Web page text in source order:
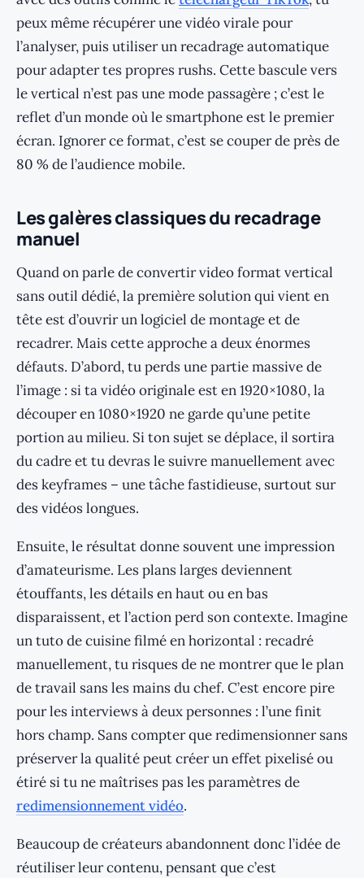
peux même récupérer une vidéo virale pour
l’analyser, puis utiliser un recadrage automatique
pour adapter tes propres rushs. Cette bascule vers
le vertical n’est pas une mode passagère ; c’est le
reflet d’un monde où le smartphone est le premier
écran. Ignorer ce format, c’est se couper de près de
80 % de l’audience mobile.
Les galères classiques du recadrage
manuel
Quand on parle de convertir video format vertical
sans outil dédié, la première solution qui vient en
tête est d’ouvrir un logiciel de montage et de
recadrer. Mais cette approche a deux énormes
défauts. D’abord, tu perds une partie massive de
l’image : si ta vidéo originale est en 1920×1080, la
découper en 1080×1920 ne garde qu’une petite
portion au milieu. Si ton sujet se déplace, il sortira
du cadre et tu devras le suivre manuellement avec
des keyframes – une tâche fastidieuse, surtout sur
des vidéos longues.
Ensuite, le résultat donne souvent une impression
d’amateurisme. Les plans larges deviennent
étouffants, les détails en haut ou en bas
disparaissent, et l’action perd son contexte. Imagine
un tuto de cuisine filmé en horizontal : recadré
manuellement, tu risques de ne montrer que le plan
de travail sans les mains du chef. C’est encore pire
pour les interviews à deux personnes : l’une finit
hors champ. Sans compter que redimensionner sans
préserver la qualité peut créer un effet pixelisé ou
étiré si tu ne maîtrises pas les paramètres de
redimensionnement vidéo.
Beaucoup de créateurs abandonnent donc l’idée de
réutiliser leur contenu, pensant que c’est